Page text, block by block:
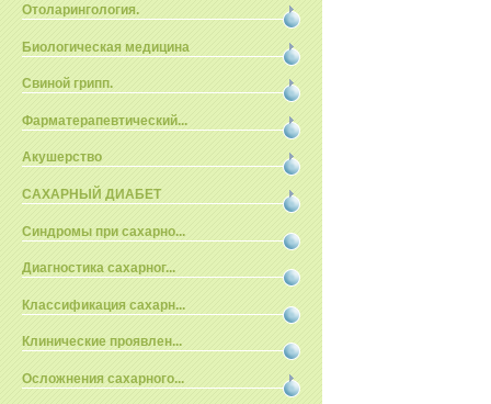
Отоларингология.
Биологическая медицина
Свиной грипп.
Фарматерапевтический...
Акушерство
САХАРНЫЙ ДИАБЕТ
Синдромы при сахарно...
Диагностика сахарног...
Классификация сахарн...
Клинические проявлен...
Осложнения сахарного...